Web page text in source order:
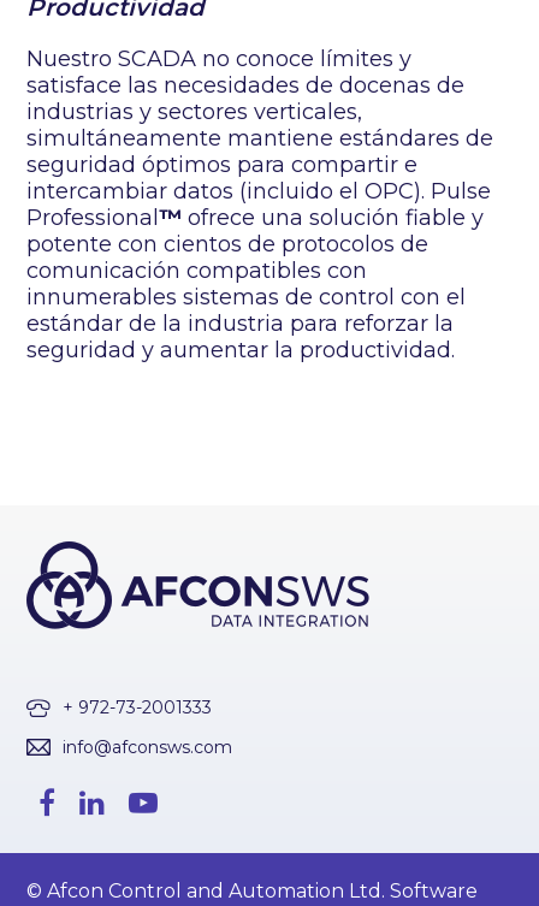
Productividad
Nuestro SCADA no conoce límites y
satisface las necesidades de docenas de
industrias y sectores verticales,
simultáneamente mantiene estándares de
seguridad óptimos para compartir e
intercambiar datos (incluido el OPC). Pulse
Professional™ ofrece una solución fiable y
potente con cientos de protocolos de
comunicación compatibles con
innumerables sistemas de control con el
estándar de la industria para reforzar la
seguridad y aumentar la productividad.
+ 972-73-2001333
info@afconsws.com
© Afcon Control and Automation Ltd. Software